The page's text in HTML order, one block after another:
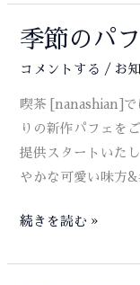
が
登
業・
5
ら
の
定
休
の
季節のパ
コメントする / お
喫茶 [nanashian]で
りの新作パフェを
提供スタートいた
やかな可愛い味方
季
の
続きを読む »